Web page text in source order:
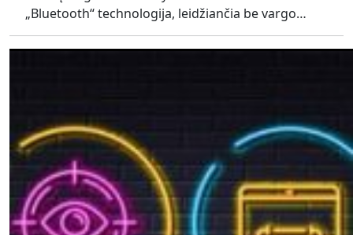
„Bluetooth“ technologija, leidžiančia be vargo…